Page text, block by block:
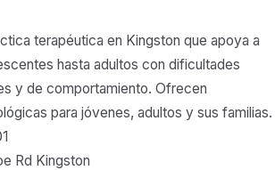
terapéutica en Kingston que apoya a
hasta adultos con dificultades
y de comportamiento. Ofrecen
para jóvenes, adultos y sus familias.
Rd Kingston